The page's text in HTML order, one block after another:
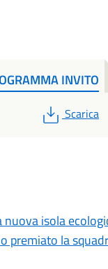
INVITO
PDF
Scarica
isola
premiato la